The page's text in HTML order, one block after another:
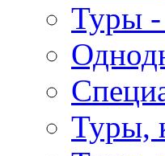
Туры -
Туры,